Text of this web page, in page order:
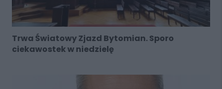
Trwa Światowy Zjazd Bytomian. Sporo
ciekawostek w niedzielę